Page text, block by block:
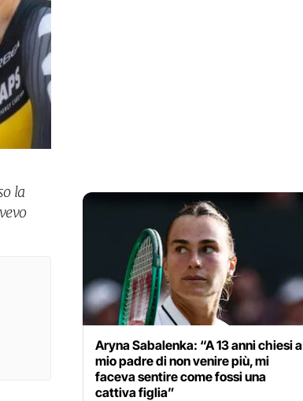
la
Aryna Sabalenka: “A 13 anni chiesi a
mio padre di non venire più, mi
faceva sentire come fossi una
cattiva figlia”